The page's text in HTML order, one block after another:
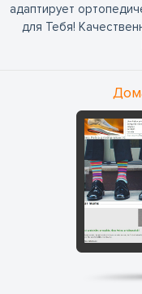
адаптирует
для Тебя!